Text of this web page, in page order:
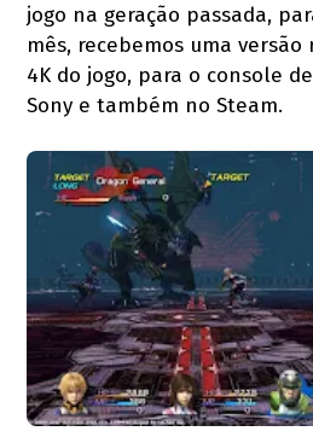
jogo na geração passada,
mês, recebemos uma
4K do jogo, para o console
Sony e também no Steam.